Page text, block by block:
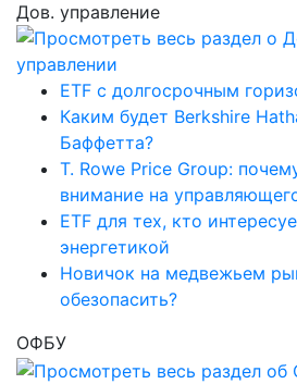
Дов. управление
ETF с долгосрочным
Каким будет Berkshire
Баффетта?
T. Rowe Price Group:
внимание на
ETF для тех, кто
энергетикой
Новичок на медвежьем
обезопасить?
ОФБУ